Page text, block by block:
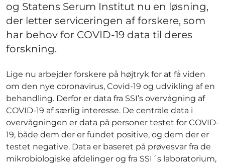
og Statens Serum Institut nu en løsning,
der letter serviceringen af forskere, som
har behov for COVID-19 data til deres
forskning.
Lige nu arbejder forskere på højtryk for at få viden
om den nye coronavirus, Covid-19 og udvikling af en
behandling. Derfor er data fra SSI’s overvågning af
COVID-19 af særlig interesse. De centrale data i
overvågningen er data på personer testet for COVID-
19, både dem der er fundet positive, og dem der er
testet negative. Data er baseret på prøvesvar fra de
mikrobiologiske afdelinger og fra SSI´s laboratorium,